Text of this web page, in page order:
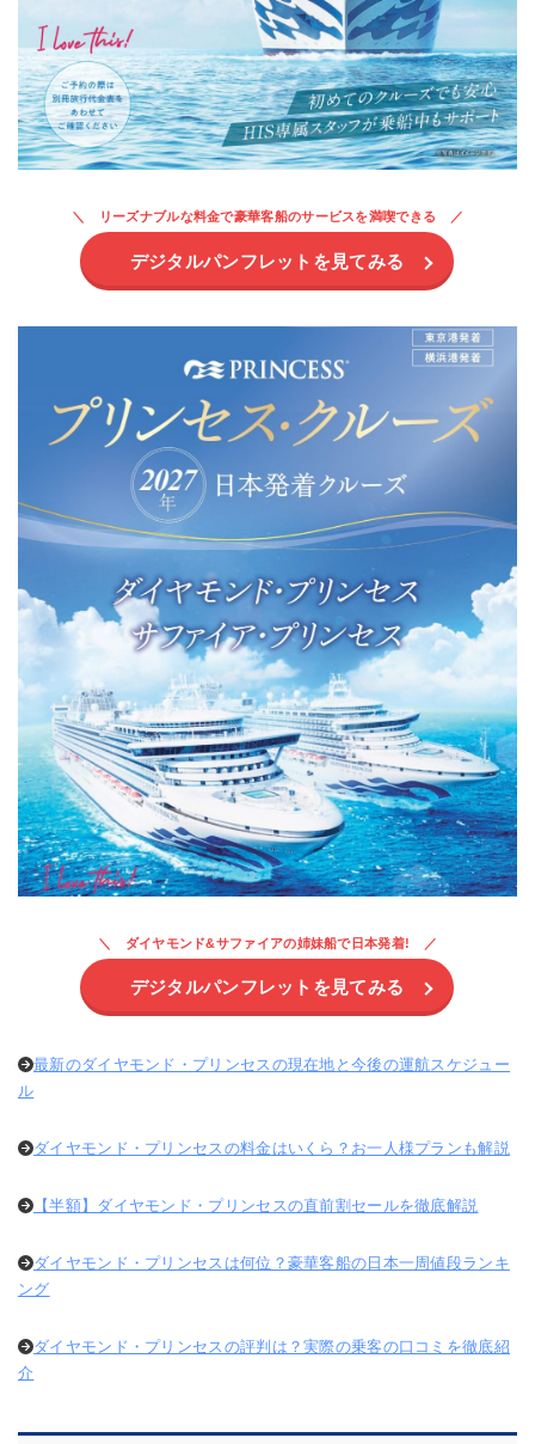
リーズナブルな料金で豪華客船のサービスを満喫できる
デジタルパンフレットを見てみる
ダイヤモンド&サファイアの姉妹船で日本発着!
デジタルパンフレットを見てみる
最新のダイヤモンド・プリンセスの現在地と今後の運航スケジュー
ル
ダイヤモンド・プリンセスの料金はいくら？お一人様プランも解説
【半額】ダイヤモンド・プリンセスの直前割セールを徹底解説
ダイヤモンド・プリンセスは何位？豪華客船の日本一周値段ランキ
ング
ダイヤモンド・プリンセスの評判は？実際の乗客の口コミを徹底紹
介